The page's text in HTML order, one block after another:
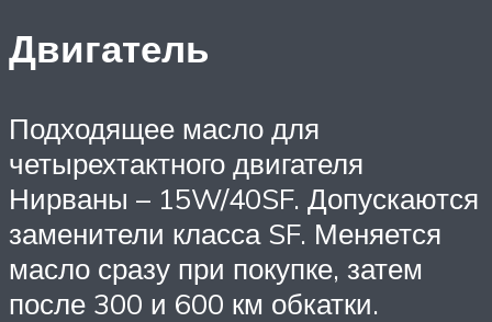
Двигатель
Подходящее масло для
четырехтактного двигателя
Нирваны – 15W/40SF. Допускаются
заменители класса SF. Меняется
масло сразу при покупке, затем
после 300 и 600 км обкатки.